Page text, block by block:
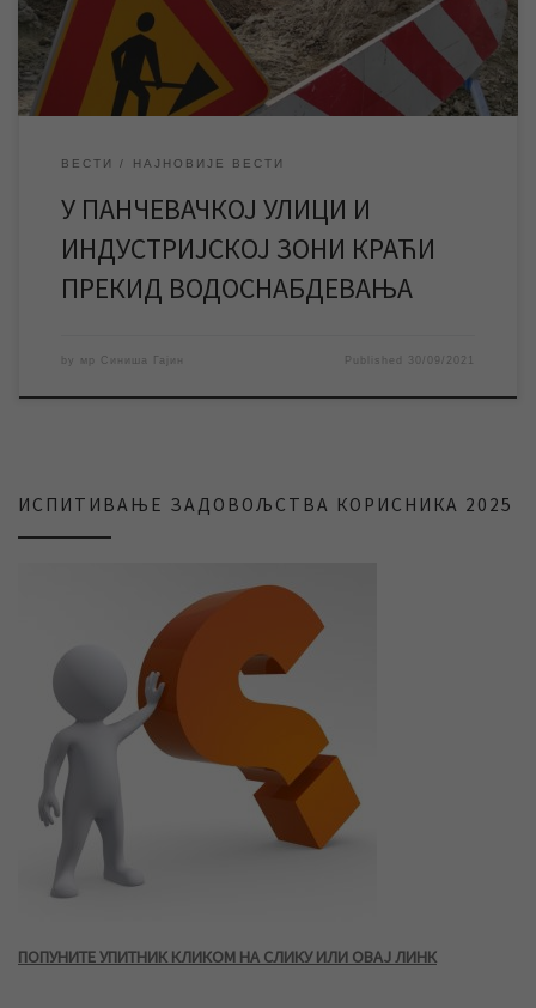
индустријској зони Југоисток. Због потреба извођења радова,
у временском периоду од […]
ВЕСТИ НАЈНОВИЈЕ ВЕСТИ
У ПАНЧЕВАЧКОЈ УЛИЦИ И
ИНДУСТРИЈСКОЈ ЗОНИ КРАЋИ
ПРЕКИД ВОДОСНАБДЕВАЊА
by мр Синиша Гајин Published 30/09/2021
ИСПИТИВАЊЕ ЗАДОВОЉСТВА КОРИСНИКА 2025
ПОПУНИТЕ УПИТНИК КЛИКОМ НА СЛИКУ ИЛИ ОВАЈ ЛИНК